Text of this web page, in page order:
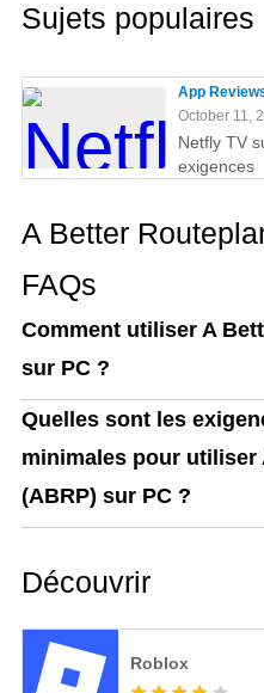
Sujets populaires
App
October 11,
Netfly TV
exigences
A Better
FAQs
Comment utiliser A
sur PC ?
Quelles sont les
minimales pour utiliser
(ABRP) sur PC ?
Découvrir
Roblox